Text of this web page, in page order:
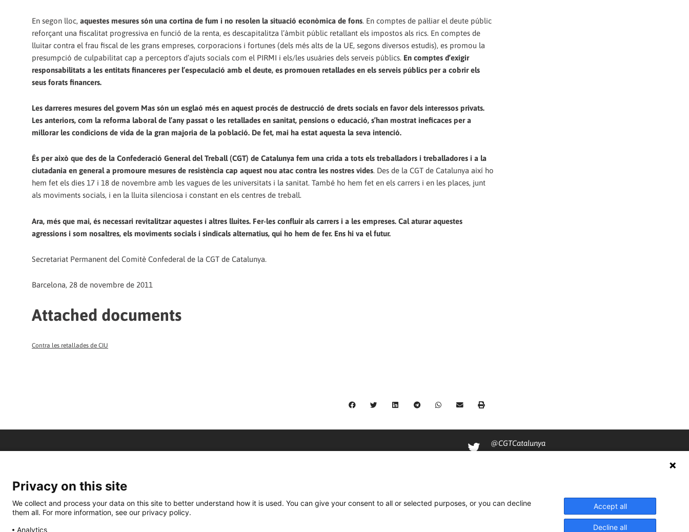
En segon lloc, aquestes mesures són una cortina de fum i no resolen la situació econòmica de fons. En comptes de pal·liar el deute públic
reforçant una fiscalitat progressiva en funció de la renta, es descapitalitza l’àmbit públic retallant els impostos als rics. En comptes de
lluitar contra el frau fiscal de les grans empreses, corporacions i fortunes (dels més alts de la UE, segons diversos estudis), es promou la
presumpció de culpabilitat cap a perceptors d’ajuts socials com el PIRMI i els/les usuàries dels serveis públics. En comptes d’exigir
responsabilitats a les entitats financeres per l’especulació amb el deute, es promouen retallades en els serveis públics per a cobrir els
seus forats financers.
Les darreres mesures del govern Mas són un esglaó més en aquest procés de destrucció de drets socials en favor dels interessos privats.
Les anteriors, com la reforma laboral de l’any passat o les retallades en sanitat, pensions o educació, s’han mostrat ineficaces per a
millorar les condicions de vida de la gran majoria de la població. De fet, mai ha estat aquesta la seva intenció.
És per això que des de la Confederació General del Treball (CGT) de Catalunya fem una crida a tots els treballadors i treballadores i a la
ciutadania en general a promoure mesures de resistència cap aquest nou atac contra les nostres vides. Des de la CGT de Catalunya així ho
hem fet els dies 17 i 18 de novembre amb les vagues de les universitats i la sanitat. També ho hem fet en els carrers i en les places, junt
als moviments socials, i en la lluita silenciosa i constant en els centres de treball.
Ara, més que mai, és necessari revitalitzar aquestes i altres lluites. Fer-les confluir als carrers i a les empreses. Cal aturar aquestes
agressions i som nosaltres, els moviments socials i sindicals alternatius, qui ho hem de fer. Ens hi va el futur.
Secretariat Permanent del Comitè Confederal de la CGT de Catalunya.
Barcelona, 28 de novembre de 2011
Attached documents
Contra les retallades de CIU
@CGTCatalunya
cgtcatalunya
Privacy on this site
We collect and process your data on this site to better understand how it is used. You can give your consent to all or selected purposes, or you can decline
them all. For more information, see our privacy policy.
Analytics
Accept all
Decline all